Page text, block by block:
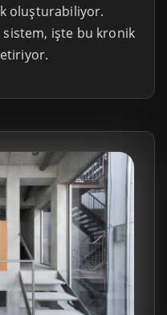
oluşturabiliyor.
sistem, işte bu kronik